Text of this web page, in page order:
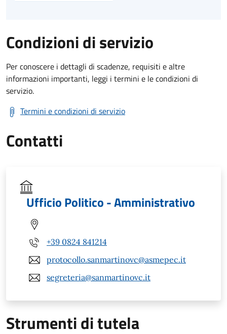
Condizioni di servizio
Per conoscere i dettagli di scadenze, requisiti e altre
informazioni importanti, leggi i termini e le condizioni di
servizio.
Termini e condizioni di servizio
Contatti
Ufficio Politico - Amministrativo
+39 0824 841214
protocollo.sanmartinovc@asmepec.it
segreteria@sanmartinovc.it
Strumenti di tutela